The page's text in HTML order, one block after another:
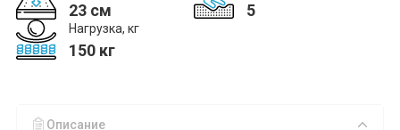
23 см 5
Нагрузка, кг
150 кг
Описание